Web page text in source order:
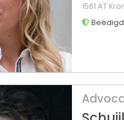
1561 AT